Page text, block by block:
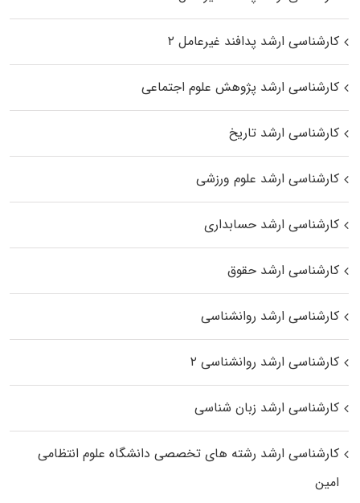
کارشناسی ارشد پدافند غیرعامل ۲
کارشناسی ارشد پژوهش علوم اجتماعی
کارشناسی ارشد تاریخ
کارشناسی ارشد علوم ورزشی
کارشناسی ارشد حسابداری
کارشناسی ارشد حقوق
کارشناسی ارشد روانشناسی
کارشناسی ارشد روانشناسی ۲
کارشناسی ارشد زبان شناسی
کارشناسی ارشد رﺷﺘﻪ ﻫﺎی تخصصی داﻧﺸﮕﺎه ﻋﻠﻮم انتظامی
اﻣﻴﻦ